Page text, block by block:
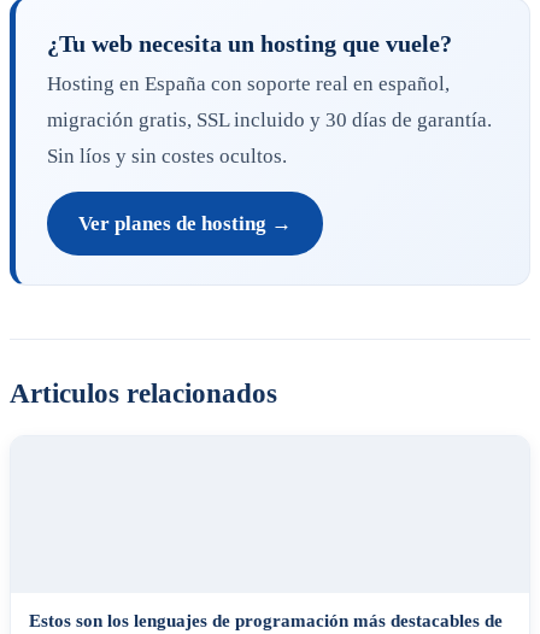
¿Tu web necesita un hosting que vuele?
Hosting en España con soporte real en español,
migración gratis, SSL incluido y 30 días de garantía.
Sin líos y sin costes ocultos.
Ver planes de hosting →
Articulos relacionados
Estos son los lenguajes de programación más destacables de